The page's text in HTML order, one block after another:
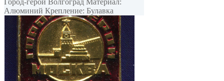
Алюминий Крепление: Булавка